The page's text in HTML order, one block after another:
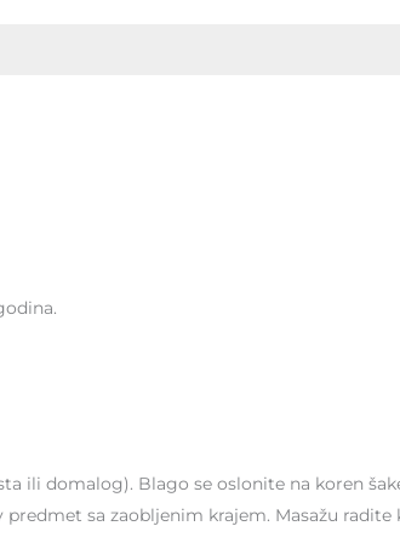
ili domalog). Blago se oslonite na koren
sa zaobljenim krajem. Masažu radite